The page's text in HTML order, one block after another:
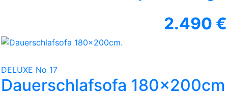
2.490 €
DELUXE No 17
Dauerschlafsofa 180x200cm